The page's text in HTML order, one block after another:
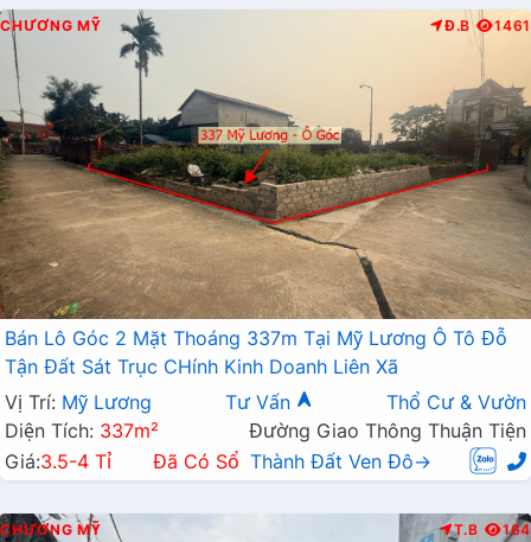
CHƯƠNG MỸ Đ.B 1461
Bán Lô Góc 2 Mặt Thoáng 337m Tại Mỹ Lương Ô Tô Đỗ
Tận Đất Sát Trục CHính Kinh Doanh Liên Xã
Vị Trí: Mỹ Lương Tư Vấn
Thổ Cư & Vườn
Diện Tích: 337m²
Đường Giao Thông Thuận Tiện
Giá:3.5-4 Tỉ Đã Có Sổ Thành Đất Ven Đô→
CHƯƠNG MỸ T.B 164